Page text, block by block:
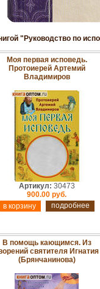
"Руководство по
Моя первая исповедь.
Протоиерей Артемий
Владимиров
Артикул: 30473
900.00 руб.
подробнее
В помощь кающимся. Из
святителя Игнатия
(Брянчанинова)